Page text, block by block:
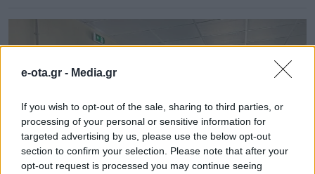
e-ota.gr - Media.gr
If you wish to opt-out of the sale, sharing to third parties, or
processing of your personal or sensitive information for
targeted advertising by us, please use the below opt-out
section to confirm your selection. Please note that after your
opt-out request is processed you may continue seeing